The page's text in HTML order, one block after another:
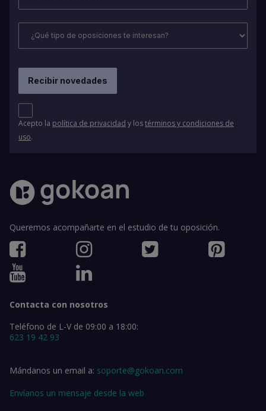
Acepto la política de privacidad y lostérminos y condiciones de
uso.
Queremos acompañarte en el estudio de tu oposición.
Contacta con nosotros
Teléfono de L-V de 09:00 a 18:00:
623 19 42 93
Mándanos un email a: soporte@gokoan.com
Envíanos un mensaje desde la web